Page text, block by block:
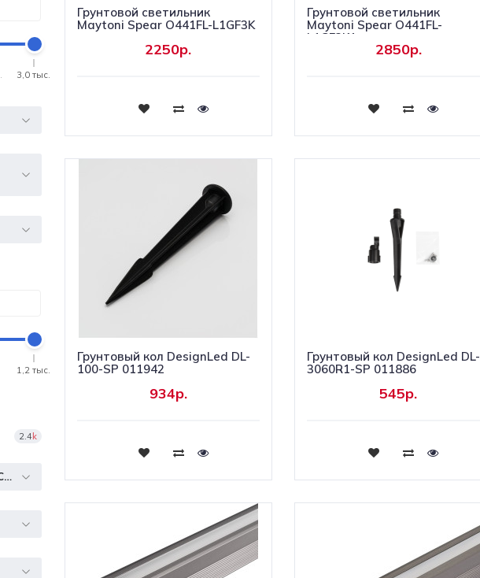
3,0 тыс.
1,2 тыс.
2.4 k
ДИАМЕТР ВРЕЗНОГО ОТВЕРСТИЯ, ММ
Грунтовой светильник
Maytoni Spear O441FL-L1GF3K
2250р.
Купить
Грунтовой светильник
Maytoni Spear O441FL-
L1GF3K1
2850р.
Купить
Грунтовый кол DesignLed DL-
100-SP 011942
934р.
Купить
Грунтовый кол DesignLed DL-
3060R1-SP 011886
545р.
Купить